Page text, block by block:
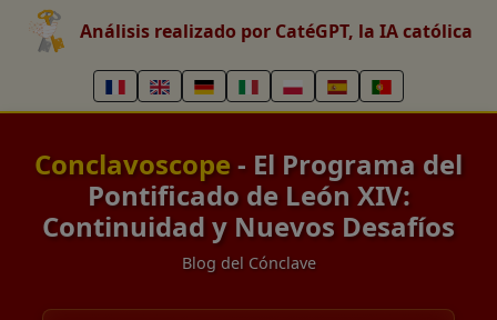
Análisis realizado por CatéGPT, la IA católica
Conclavoscope - El Programa del
Pontificado de León XIV:
Continuidad y Nuevos Desafíos
Blog del Cónclave